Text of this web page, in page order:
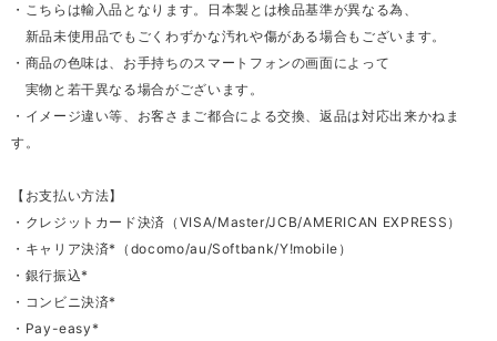
・こちらは輸入品となります。日本製とは検品基準が異なる為、
新品未使用品でもごくわずかな汚れや傷がある場合もございます。
・商品の色味は、お手持ちのスマートフォンの画面によって
実物と若干異なる場合がございます。
・イメージ違い等、お客さまご都合による交換、返品は対応出来かねま
す。
【お支払い方法】
・クレジットカード決済（VISA/Master/JCB/AMERICAN EXPRESS）
・キャリア決済*（docomo/au/Softbank/Y!mobile）
・銀行振込*
・コンビニ決済*
・Pay-easy*